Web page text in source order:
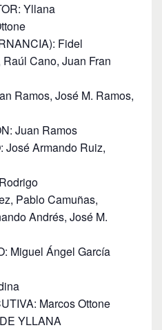
Yllana
Fidel
Cano, Juan Fran
Ramos, José M. Ramos,
Juan Ramos
José Armando Ruiz,
Pablo Camuñas,
Andrés, José M.
Miguel Ángel García
Marcos Ottone
YLLANA